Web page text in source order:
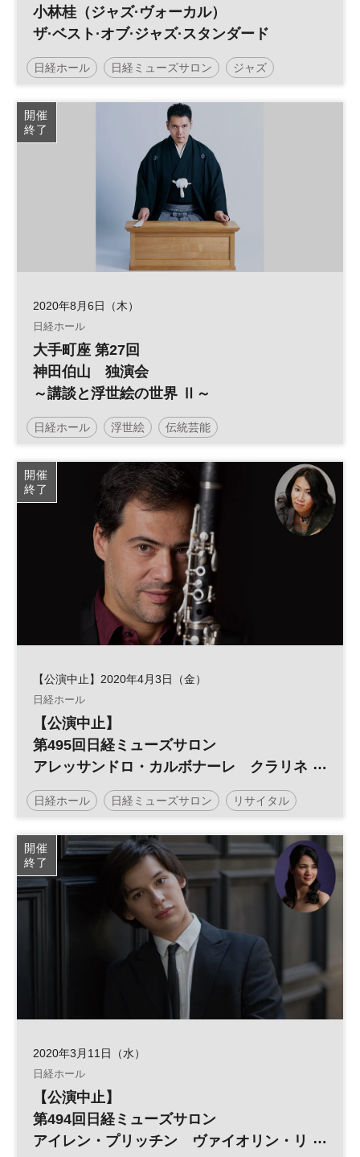
小林桂（ジャズ·ヴォーカル）
ザ·ベスト·オブ·ジャズ·スタンダード
日経ホール 日経ミューズサロン ジャズ
コンサート
開催
終了
2020年8月6日（木）
日経ホール
大手町座 第27回
神田伯山 独演会
～講談と浮世絵の世界 Ⅱ～
日経ホール 浮世絵 伝統芸能
開催
終了
【公演中止】2020年4月3日（金）
日経ホール
【公演中止】
第495回日経ミューズサロン
アレッサンドロ・カルボナーレ クラリネ
ット・リサイタル
日経ホール 日経ミューズサロン リサイタル
開催
終了
2020年3月11日（水）
日経ホール
【公演中止】
第494回日経ミューズサロン
アイレン・プリッチン ヴァイオリン・リ